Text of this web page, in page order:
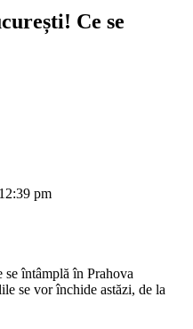
Ce se
pm
se vor închide astăzi, de la